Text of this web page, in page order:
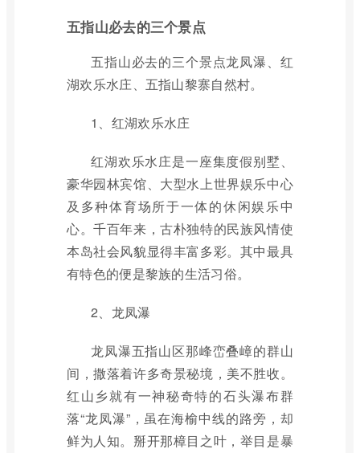
五指山必去的三个景点
五指山必去的三个景点龙凤瀑、红
湖欢乐水庄、五指山黎寨自然村。
1、红湖欢乐水庄
红湖欢乐水庄是一座集度假别墅、
豪华园林宾馆、大型水上世界娱乐中心
及多种体育场所于一体的休闲娱乐中
心。千百年来，古朴独特的民族风情使
本岛社会风貌显得丰富多彩。其中最具
有特色的便是黎族的生活习俗。
2、龙凤瀑
龙凤瀑五指山区那峰峦叠嶂的群山
间，撒落着许多奇景秘境，美不胜收。
红山乡就有一神秘奇特的石头瀑布群
落“龙凤瀑”，虽在海榆中线的路旁，却
鲜为人知。掰开那樟目之叶，举目是暴